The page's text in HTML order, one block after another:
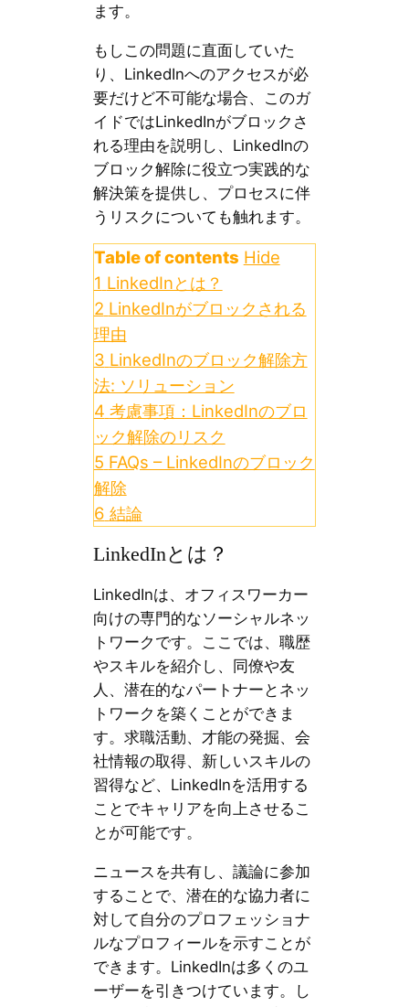
ます。
もしこの問題に直面していた
り、LinkedInへのアクセスが必
要だけど不可能な場合、このガ
イドではLinkedInがブロックさ
れる理由を説明し、LinkedInの
ブロック解除に役立つ実践的な
解決策を提供し、プロセスに伴
うリスクについても触れます。
Table of contents Hide
1 LinkedInとは？
2 LinkedInがブロックされる
理由
3 LinkedInのブロック解除方
法: ソリューション
4 考慮事項：LinkedInのブロ
ック解除のリスク
5 FAQs – LinkedInのブロック
解除
6 結論
LinkedInとは？
LinkedInは、オフィスワーカー
向けの専門的なソーシャルネッ
トワークです。ここでは、職歴
やスキルを紹介し、同僚や友
人、潜在的なパートナーとネッ
トワークを築くことができま
す。求職活動、才能の発掘、会
社情報の取得、新しいスキルの
習得など、LinkedInを活用する
ことでキャリアを向上させるこ
とが可能です。
ニュースを共有し、議論に参加
することで、潜在的な協力者に
対して自分のプロフェッショナ
ルなプロフィールを示すことが
できます。LinkedInは多くのユ
ーザーを引きつけています。し